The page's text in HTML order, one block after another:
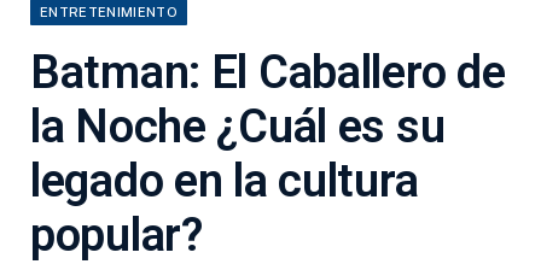
ENTRETENIMIENTO
Batman: El Caballero de
la Noche ¿Cuál es su
legado en la cultura
popular?